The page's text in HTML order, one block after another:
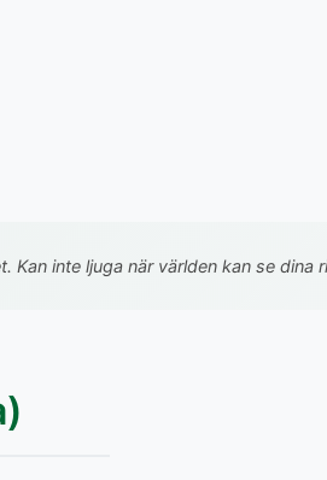
inte ljuga när världen kan se dina